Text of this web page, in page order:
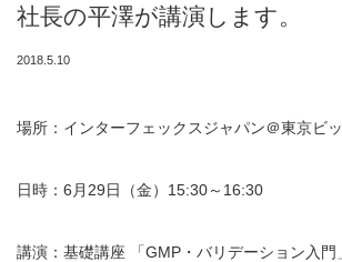
社長の平澤が講演します。
2018.5.10
場所：インターフェックスジャパン＠東京ビ
日時：6月29日（金）15:30～16:30
講演：基礎講座 「GMP・バリデーション入門」